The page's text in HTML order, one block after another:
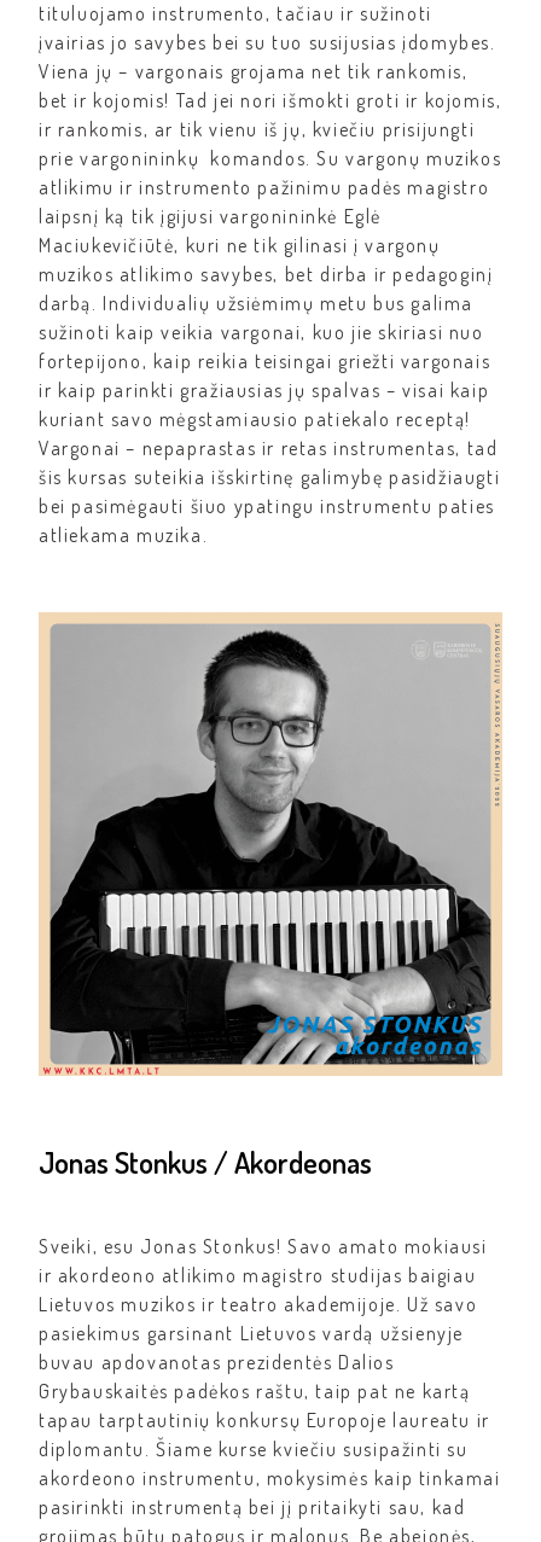
tituluojamo instrumento, tačiau ir sužinoti
įvairias jo savybes bei su tuo susijusias įdomybes.
Viena jų – vargonais grojama net tik rankomis,
bet ir kojomis! Tad jei nori išmokti groti ir kojomis,
ir rankomis, ar tik vienu iš jų, kviečiu prisijungti
prie vargonininkų komandos. Su vargonų muzikos
atlikimu ir instrumento pažinimu padės magistro
laipsnį ką tik įgijusi vargonininkė Eglė
Maciukevičiūtė, kuri ne tik gilinasi į vargonų
muzikos atlikimo savybes, bet dirba ir pedagoginį
darbą. Individualių užsiėmimų metu bus galima
sužinoti kaip veikia vargonai, kuo jie skiriasi nuo
fortepijono, kaip reikia teisingai griežti vargonais
ir kaip parinkti gražiausias jų spalvas – visai kaip
kuriant savo mėgstamiausio patiekalo receptą!
Vargonai – nepaprastas ir retas instrumentas, tad
šis kursas suteikia išskirtinę galimybę pasidžiaugti
bei pasimėgauti šiuo ypatingu instrumentu paties
atliekama muzika.
Jonas Stonkus / Akordeonas
Sveiki, esu Jonas Stonkus! Savo amato mokiausi
ir akordeono atlikimo magistro studijas baigiau
Lietuvos muzikos ir teatro akademijoje. Už savo
pasiekimus garsinant Lietuvos vardą užsienyje
buvau apdovanotas prezidentės Dalios
Grybauskaitės padėkos raštu, taip pat ne kartą
tapau tarptautinių konkursų Europoje laureatu ir
diplomantu. Šiame kurse kviečiu susipažinti su
akordeono instrumentu, mokysimės kaip tinkamai
pasirinkti instrumentą bei jį pritaikyti sau, kad
grojimas būtų patogus ir malonus. Be abejonės,